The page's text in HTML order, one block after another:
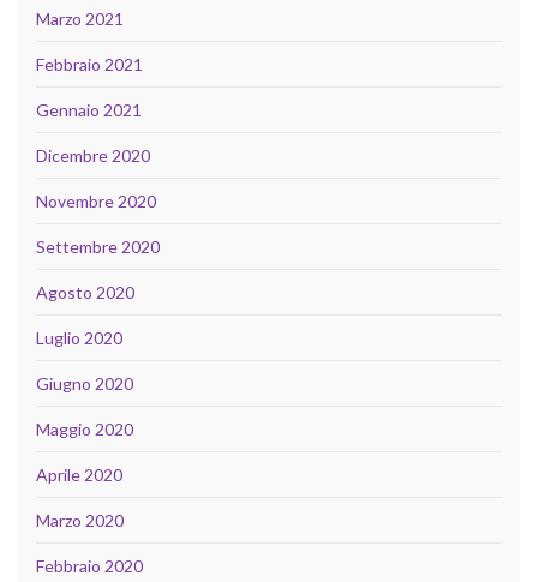
Marzo 2021
Febbraio 2021
Gennaio 2021
Dicembre 2020
Novembre 2020
Settembre 2020
Agosto 2020
Luglio 2020
Giugno 2020
Maggio 2020
Aprile 2020
Marzo 2020
Febbraio 2020